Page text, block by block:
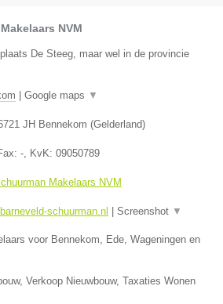
NVM
De Steeg, maar wel in de provincie
| Google maps ▼
JH Bennekom (Gelderland)
- , KvK: 09050789
Makelaars NVM
schuurman.nl | Screenshot ▼
voor Bennekom, Ede, Wageningen en
Verkoop Nieuwbouw, Taxaties Wonen